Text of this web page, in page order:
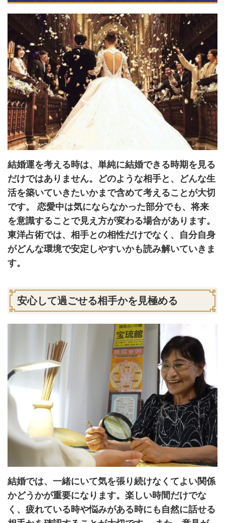
結婚運を考える時は、単純に結婚できる時期を見る
だけではありません。どのような相手と、どんな生
活を築いていきたいかまで含めて考えることが大切
です。 恋愛中は気にならなかった部分でも、将来
を意識することで見え方が変わる場合があります。
東洋占術では、相手との相性だけでなく、自分自身
がどんな環境で安定しやすいかも読み解いていきま
す。
安心して過ごせる相手かを見極める
結婚では、一緒にいて気を張り続けなくてよい関係
かどうかが重要になります。楽しい時間だけでな
く、疲れている時や悩みがある時にも自然に話せる